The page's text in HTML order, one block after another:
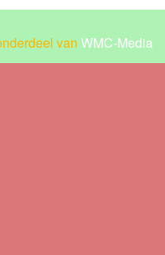
van WMC-Media